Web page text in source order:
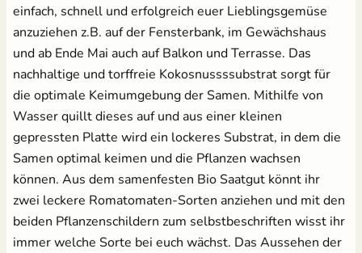
einfach, schnell und erfolgreich euer Lieblingsgemüse
anzuziehen z.B. auf der Fensterbank, im Gewächshaus
und ab Ende Mai auch auf Balkon und Terrasse. Das
nachhaltige und torffreie Kokosnussssubstrat sorgt für
die optimale Keimumgebung der Samen. Mithilfe von
Wasser quillt dieses auf und aus einer kleinen
gepressten Platte wird ein lockeres Substrat, in dem die
Samen optimal keimen und die Pflanzen wachsen
können. Aus dem samenfesten Bio Saatgut könnt ihr
zwei leckere Romatomaten-Sorten anziehen und mit den
beiden Pflanzenschildern zum selbstbeschriften wisst ihr
immer welche Sorte bei euch wächst. Das Aussehen der
Rote Bete
Salat
Spinat
Tomaten
Zucchini